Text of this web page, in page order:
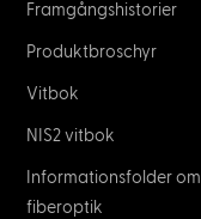
Framgångshistorier
Produktbroschyr
Vitbok
NIS2 vitbok
Informationsfolder om
fiberoptik